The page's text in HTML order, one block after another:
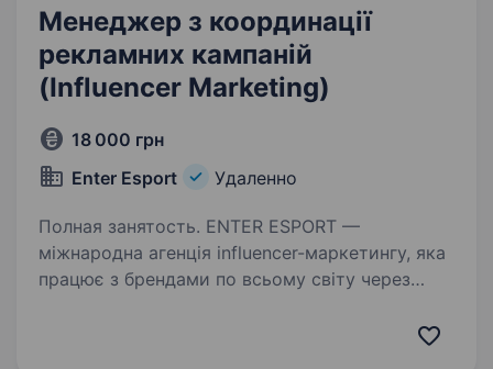
Менеджер з координації
рекламних кампаній
(Influencer Marketing)
18 000 грн
Enter Esport
Удаленно
Полная занятость. ENTER ESPORT —
міжнародна агенція influencer-маркетингу, яка
працює з брендами по всьому світу через
цифрові платформи. Ми шукаємо уважного